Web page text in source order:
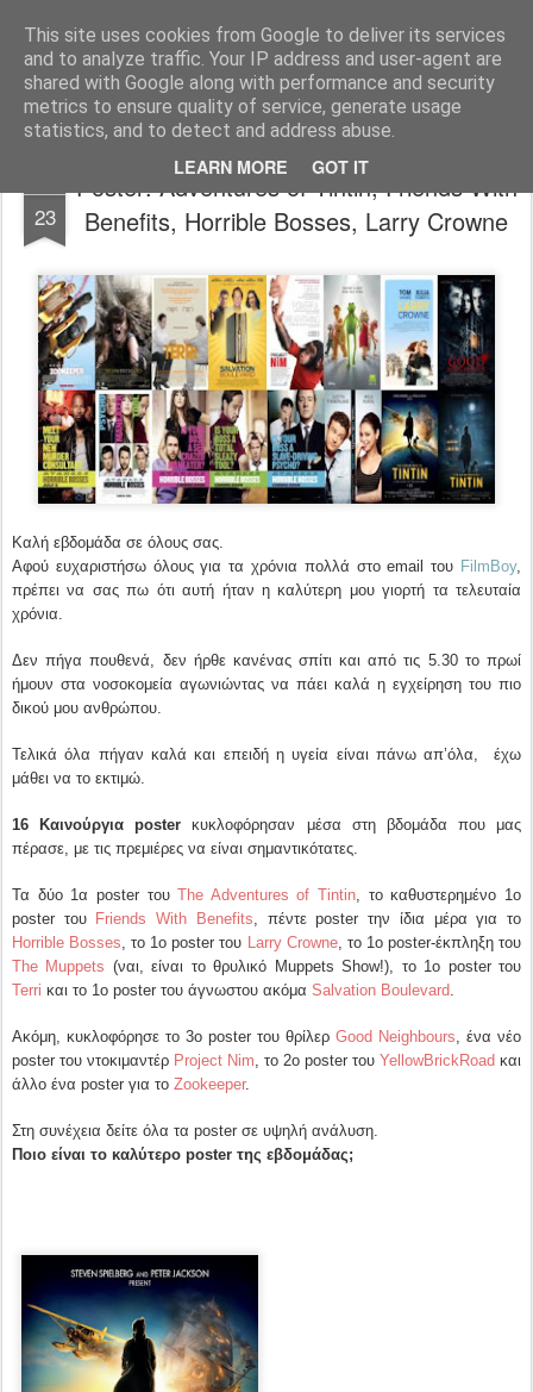
This site uses cookies from Google to deliver its services
and to analyze traffic. Your IP address and user-agent are
shared with Google along with performance and security
metrics to ensure quality of service, generate usage
statistics, and to detect and address abuse.
LEARN MORE GOT IT
FilmBoy
23
Poster: Adventures of Tintin, Friends With
Benefits, Horrible Bosses, Larry Crowne
Καλή εβδομάδα σε όλους σας.
Αφού ευχαριστήσω όλους για τα χρόνια πολλά στο email του FilmBoy,
πρέπει να σας πω ότι αυτή ήταν η καλύτερη μου γιορτή τα τελευταία
χρόνια.
Δεν πήγα πουθενά, δεν ήρθε κανένας σπίτι και από τις 5.30 το πρωί
ήμουν στα νοσοκομεία αγωνιώντας να πάει καλά η εγχείρηση του πιο
δικού μου ανθρώπου.
Τελικά όλα πήγαν καλά και επειδή η υγεία είναι πάνω απ’όλα, έχω
μάθει να το εκτιμώ.
16 Καινούργια poster κυκλοφόρησαν μέσα στη βδομάδα που μας
πέρασε, με τις πρεμιέρες να είναι σημαντικότατες.
Τα δύο 1α poster τουThe Adventures of Tintin, το καθυστερημένο 1ο
poster του Friends With Benefits, πέντε poster την ίδια μέρα για το
Horrible Bosses, το 1ο poster του Larry Crowne, το 1ο poster-έκπληξη του
The Muppets (ναι, είναι το θρυλικό Muppets Show!), το 1ο poster του
Terri και το 1ο poster του άγνωστου ακόμα Salvation Boulevard.
Ακόμη, κυκλοφόρησε το 3ο poster του θρίλερ Good Neighbours, ένα νέο
poster του ντοκιμαντέρ Project Nim, το 2ο poster του YellowBrickRoad και
άλλο ένα poster για το Zookeeper.
Στη συνέχεια δείτε όλα τα poster σε υψηλή ανάλυση.
Ποιο είναι το καλύτερο poster της εβδομάδας;